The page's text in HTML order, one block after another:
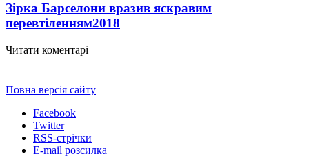
Зірка Барселони вразив яскравим
перевтіленням2018
Читати коментарі
Повна версія сайту
Facebook
Twitter
RSS-стрічки
E-mail розсилка